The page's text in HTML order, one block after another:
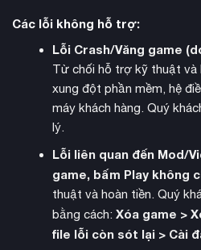
Các lỗi không hỗ trợ:
Lỗi Crash/Văng game
Từ chối hỗ trợ kỹ thuật và
xung đột phần mềm, hệ
máy khách hàng. Quý
lý.
Lỗi liên quan đến Mod/
game, bấm Play không
thuật và hoàn tiền. Quý
bằng cách: Xóa game >
file lỗi còn sót lại > Cài